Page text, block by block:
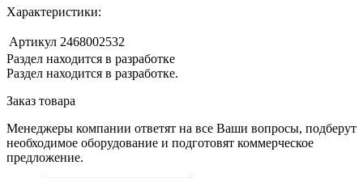
Характеристики:
Артикул 2468002532
Раздел находится в разработке
Раздел находится в разработке.
Заказ товара
Менеджеры компании ответят на все Ваши вопросы, подберут
необходимое оборудование и подготовят коммерческое
предложение.